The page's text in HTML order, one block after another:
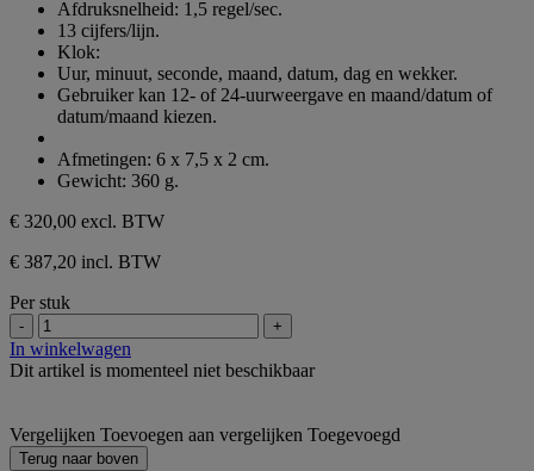
Afdruksnelheid: 1,5 regel/sec.
13 cijfers/lijn.
Klok:
Uur, minuut, seconde, maand, datum, dag en wekker.
Gebruiker kan 12- of 24-uurweergave en maand/datum of
datum/maand kiezen.
Afmetingen: 6 x 7,5 x 2 cm.
Gewicht: 360 g.
€ 320,00 excl. BTW
€ 387,20 incl. BTW
Per stuk
- +
In winkelwagen
Dit artikel is momenteel niet beschikbaar
Vergelijken Toevoegen aan vergelijken Toegevoegd
Terug naar boven